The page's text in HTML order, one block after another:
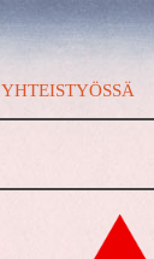
YHTEISTYÖSSÄ